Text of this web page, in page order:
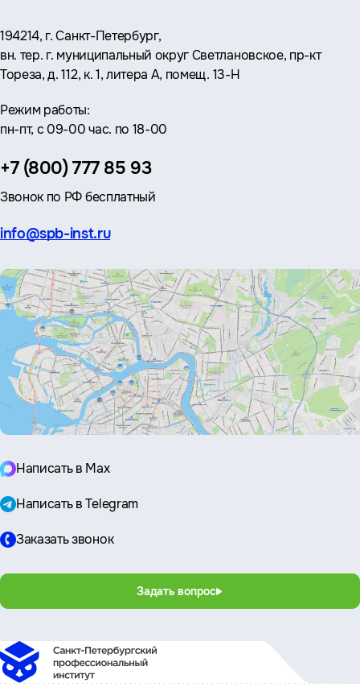
Адрес:
194214, г. Санкт-Петербург,
вн. тер. г. муниципальный округ Светлановское, пр-кт
Тореза, д. 112, к. 1, литера А, помещ. 13-Н
Режим работы:
пн-пт, с 09-00 час. по 18-00
Телефон:
+7 (800) 777 85 93
Звонок по РФ бесплатный
Эл.
info@spb-inst.ru
Написать в Max
Написать в Telegram
Заказать звонок
Задать вопрос